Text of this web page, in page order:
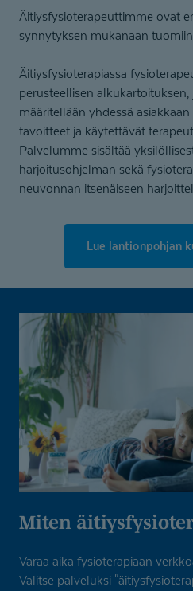
Äitiysfysioterapeuttimme ovat
synnytyksen mukanaan
Äitiysfysioterapiassa
perusteellisen
määritellään yhdessä
tavoitteet ja käytettävät
Palvelumme sisältää
harjoitusohjelman sekä
neuvonnan itsenäiseen
Lue lantionpohjan
Miten
Varaa aika fysioterapiaan
Valitse palveluksi